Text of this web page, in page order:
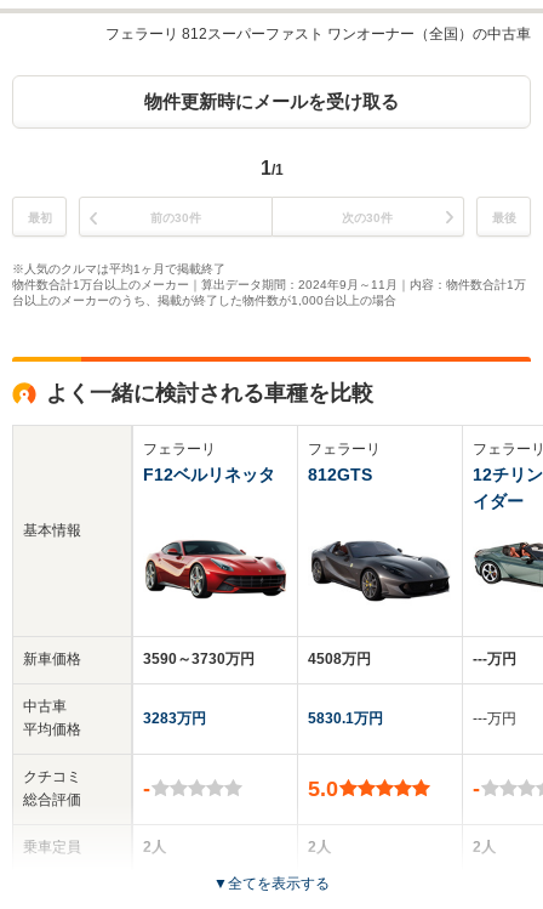
フェラーリ 812スーパーファスト ワンオーナー（全国）の中古車
物件更新時にメールを受け取る
1/1
最初 前の30件 次の30件 最後
※人気のクルマは平均1ヶ月で掲載終了
物件数合計1万台以上のメーカー｜算出データ期間：2024年9月～11月｜内容：物件数合計1万
台以上のメーカーのうち、掲載が終了した物件数が1,000台以上の場合
よく一緒に検討される車種を比較
基本情報
新車価格
中古車
平均価格
クチコミ
総合評価
乗車定員
フェラーリ
F12ベルリネッタ
3590～3730万円
3283万円
-
2人
フェラーリ
812GTS
4508万円
5830.1万円
5.0
2人
2ドア
フェラー
12チリ
イダー
‐‐‐万円
‐‐‐万円
-
2人
▼全てを表示する